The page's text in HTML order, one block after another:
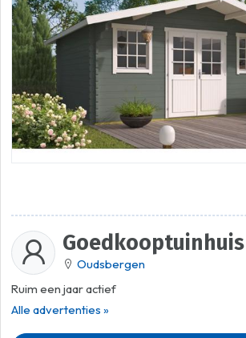
Goedkooptuinhuis
Oudsbergen
Ruim een jaar actief
Alle advertenties »